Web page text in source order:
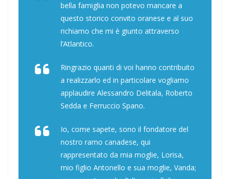
bella famiglia non potevo mancare a
questo storico convito oranese e al suo
richiamo che mi è giunto attraverso
l’Atlantico.
Ringrazio quanti di voi hanno contribuito
a realizzarlo ed in particolare vogliamo
applaudire Alessandro Delitala, Roberto
Sedda e Ferruccio Spano.
Io, come sapete, sono il fondatore del
nostro ramo canadese, qui
rappresentato da mia moglie, Lorisa,
mio figlio Antonello e sua moglie, Vanda;